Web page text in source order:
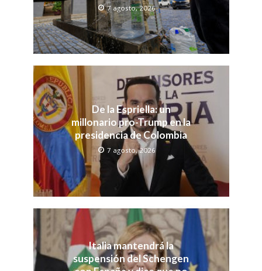
7 agosto, 2026
De la Espriella: un
millonario pro-Trump en la
presidencia de Colombia
7 agosto, 2026
Italia mantendrá la
suspensión del Schengen